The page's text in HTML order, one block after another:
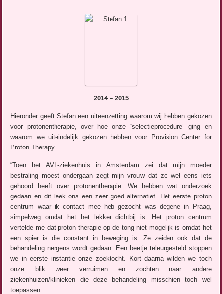
2014 – 2015
Hieronder geeft Stefan een uiteenzetting waarom wij hebben gekozen
voor protonentherapie, over hoe onze “selectieprocedure” ging en
waarom we uiteindelijk gekozen hebben voor Provision Center for
Proton Therapy.
“Toen het AVL-ziekenhuis in Amsterdam zei dat mijn moeder
bestraling moest ondergaan zegt mijn vrouw dat ze wel eens iets
gehoord heeft over protonentherapie. We hebben wat onderzoek
gedaan en dit leek ons een zeer goed alternatief. Het eerste proton
centrum waar ik contact mee heb gezocht was degene in Praag,
simpelweg omdat het het lekker dichtbij is. Het proton centrum
vertelde me dat proton therapie op de tong niet mogelijk is omdat het
een spier is die constant in beweging is. Ze zeiden ook dat de
behandeling nergens wordt gedaan. Een beetje teleurgesteld stoppen
we in eerste instantie onze zoektocht. Kort daarna wilden we toch
onze blik weer verruimen en zochten naar andere
ziekenhuizen/klinieken die deze behandeling misschien toch wel
toepassen.